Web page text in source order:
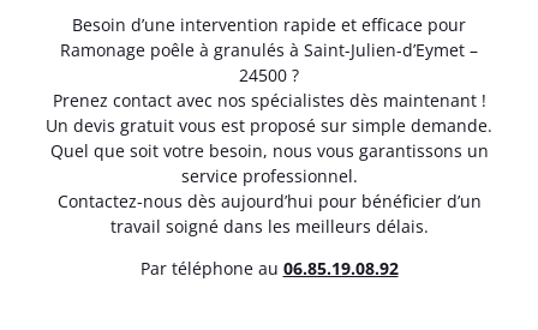
Besoin d’une intervention rapide et efficace pour
Ramonage poêle à granulés à Saint-Julien-d’Eymet –
24500 ?
Prenez contact avec nos spécialistes dès maintenant !
Un devis gratuit vous est proposé sur simple demande.
Quel que soit votre besoin, nous vous garantissons un
service professionnel.
Contactez-nous dès aujourd’hui pour bénéficier d’un
travail soigné dans les meilleurs délais.
Par téléphone au 06.85.19.08.92